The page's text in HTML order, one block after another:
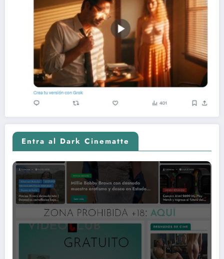
Entra al Dark Cinematte